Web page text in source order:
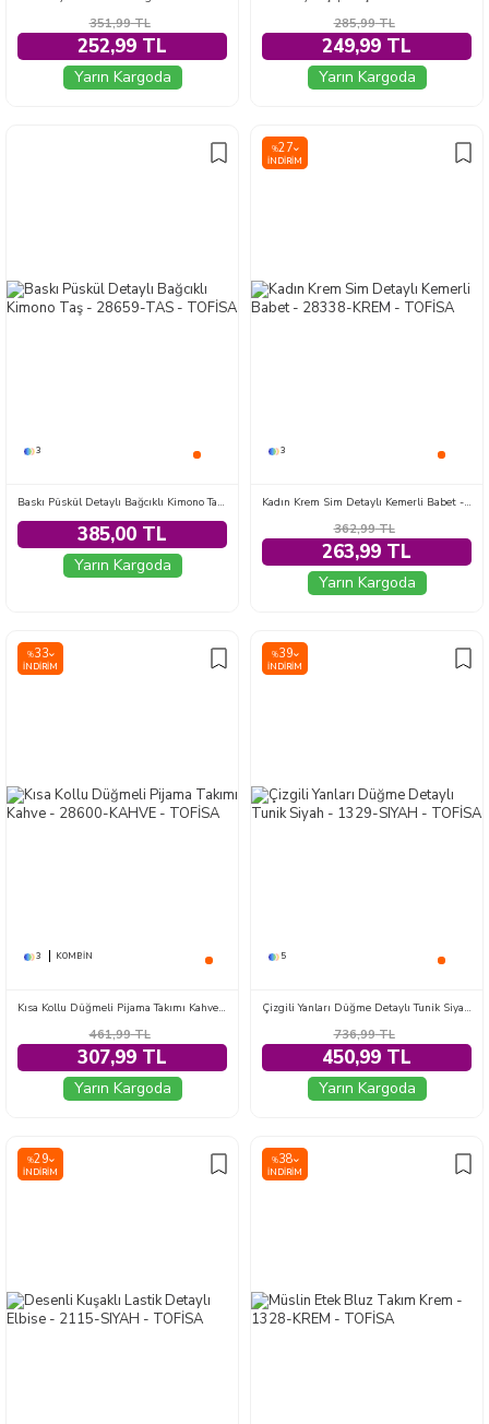
351,99TL
252,99 TL
Yarın Kargoda
285,99TL
249,99 TL
Yarın Kargoda
3
Baskı Püskül Detaylı Bağcıklı Kimono Taş - 28659-TAS
385,00 TL
Yarın Kargoda
%27
İNDIRIM
3
Kadın Krem Sim Detaylı Kemerli Babet - 28338-KREM
362,99TL
263,99 TL
Yarın Kargoda
%33
İNDIRIM
3 KOMBIN
Kısa Kollu Düğmeli Pijama Takımı Kahve - 28600-KAHVE
461,99TL
307,99 TL
Yarın Kargoda
%39
İNDIRIM
5
Çizgili Yanları Düğme Detaylı Tunik Siyah - 1329-SIYAH
736,99TL
450,99 TL
Yarın Kargoda
%29
İNDIRIM
%38
İNDIRIM